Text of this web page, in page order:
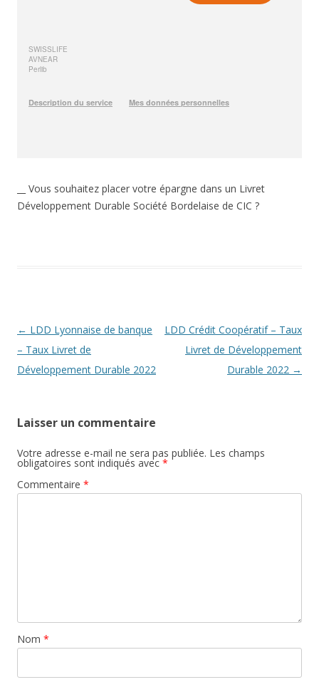
__ Vous souhaitez placer votre épargne dans un Livret
Développement Durable Société Bordelaise de CIC ?
Navigation
des
articles
← LDD Lyonnaise de banque
– Taux Livret de
Développement Durable 2022
LDD Crédit Coopératif – Taux
Livret de Développement
Durable 2022 →
Laisser un commentaire
Votre adresse e-mail ne sera pas publiée. Les champs
obligatoires sont indiqués avec *
Commentaire *
Nom *